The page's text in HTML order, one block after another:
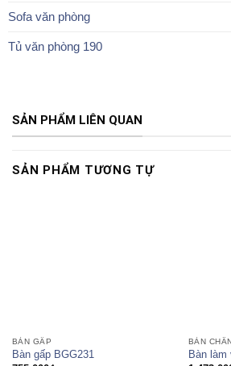
Sofa văn phòng
Tủ văn phòng 190
SẢN PHẨM LIÊN QUAN
SẢN PHẨM TƯƠNG TỰ
BÀN GẤP
Bàn gấp BGG231
BÀN
Bàn làm